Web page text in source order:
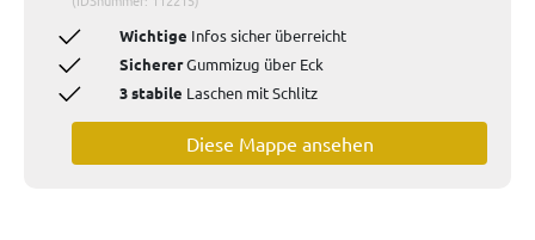
Wichtige Infos sicher überreicht
SichererGummizug über Eck
3 stabile Laschen mit Schlitz
Diese Mappe ansehen